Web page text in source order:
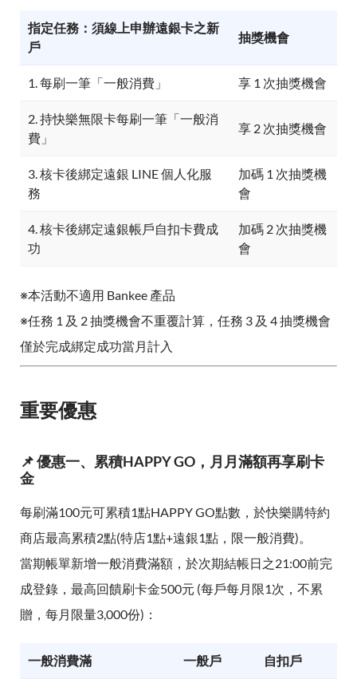
指定任務：須線上申辦遠銀卡之新
戶
抽獎機會
1. 每刷一筆「一般消費」 享 1 次抽獎機會
2. 持快樂無限卡每刷一筆「一般消
費」
享 2 次抽獎機會
3. 核卡後綁定遠銀 LINE 個人化服
務
加碼 1 次抽獎機
會
4. 核卡後綁定遠銀帳戶自扣卡費成
功
加碼 2 次抽獎機
會
※本活動不適用 Bankee 產品
※任務 1 及 2 抽獎機會不重覆計算，任務 3 及 4 抽獎機會
僅於完成綁定成功當月計入
重要優惠
📌 優惠一、累積HAPPY GO，月月滿額再享刷卡
金
每刷滿100元可累積1點HAPPY GO點數，於快樂購特約
商店最高累積2點(特店1點+遠銀1點，限一般消費)。
當期帳單新增一般消費滿額，於次期結帳日之21:00前完
成登錄，最高回饋刷卡金500元 (每戶每月限1次，不累
贈，每月限量3,000份)：
一般消費滿 一般戶 自扣戶